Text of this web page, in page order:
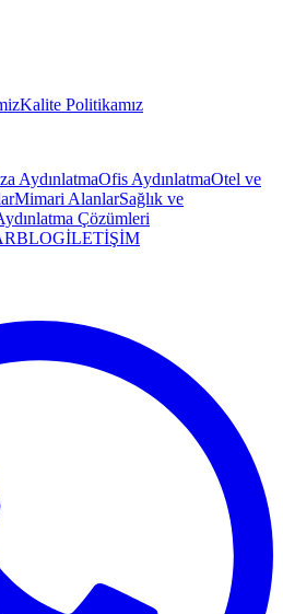
Kalite Politikamız
AydınlatmaOfis AydınlatmaOtel ve
Mimari AlanlarSağlık ve
Çözümleri
BLOGİLETİŞİM